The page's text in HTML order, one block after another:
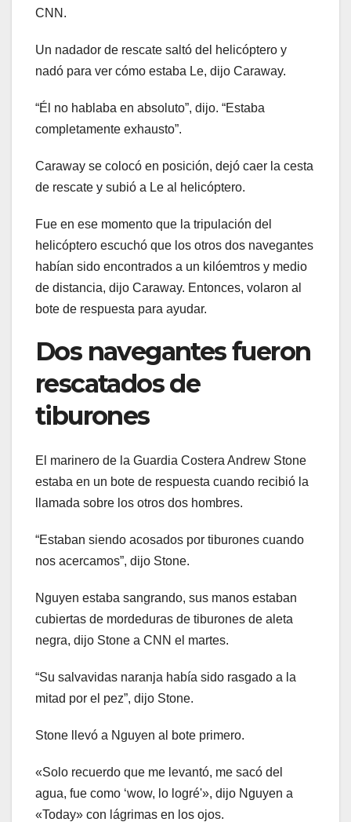
CNN.
Un nadador de rescate saltó del helicóptero y
nadó para ver cómo estaba Le, dijo Caraway.
“Él no hablaba en absoluto”, dijo. “Estaba
completamente exhausto”.
Caraway se colocó en posición, dejó caer la cesta
de rescate y subió a Le al helicóptero.
Fue en ese momento que la tripulación del
helicóptero escuchó que los otros dos navegantes
habían sido encontrados a un kilóemtros y medio
de distancia, dijo Caraway. Entonces, volaron al
bote de respuesta para ayudar.
Dos navegantes fueron
rescatados de
tiburones
El marinero de la Guardia Costera Andrew Stone
estaba en un bote de respuesta cuando recibió la
llamada sobre los otros dos hombres.
“Estaban siendo acosados ​​por tiburones cuando
nos acercamos”, dijo Stone.
Nguyen estaba sangrando, sus manos estaban
cubiertas de mordeduras de tiburones de aleta
negra, dijo Stone a CNN el martes.
“Su salvavidas naranja había sido rasgado a la
mitad por el pez”, dijo Stone.
Stone llevó a Nguyen al bote primero.
«Solo recuerdo que me levantó, me sacó del
agua, fue como ‘wow, lo logré'», dijo Nguyen a
«Today» con lágrimas en los ojos.